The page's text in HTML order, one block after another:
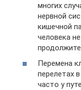
многих
нервной
кишечной
человека
Перемена
перелетах
часто у